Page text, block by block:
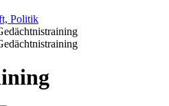
Politik